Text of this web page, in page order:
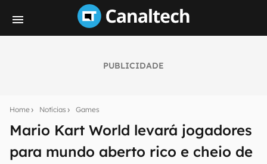
PUBLICIDADE
Home Notícias Games
Mario Kart World levará jogadores
para mundo aberto rico e cheio de
notícias e reviews sobre tecnologia em primeira
mão.
E-mail